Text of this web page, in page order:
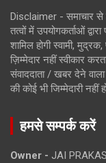
Disclaimer - समाचार से
तत्वों में उपयोगकर्ताओं
शामिल होगी स्वामी,
ज़िम्मेदार नहीं स्वीकार
संवाददाता / खबर देने
की कोई भी जिम्मेदारी नहीं
हमसे सम्पर्क करें
Owner - JAI